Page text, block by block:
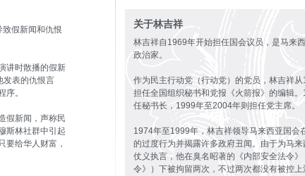
假新闻和仇恨
讲时散播的假新
发表的仇恨言
。
假新闻，声称民
斯林社群中引起
要给华人财富，
关于林吉祥
林吉祥自1969年开始担任国会议员，是马来
政治家。
作为民主行动党（行动党）的党员，林吉祥
担任全国组织秘书和党报《火箭报》的编辑
任秘书长，1999年至2004年则担任党主席。
1974年至1999年，林吉祥领导马来西亚国会
的过度行为并揭露许多政府丑闻。由于为马
仗义执言，他在臭名昭著的《内部安全法令
令》）下被拘留两次，不过两次都没有被控